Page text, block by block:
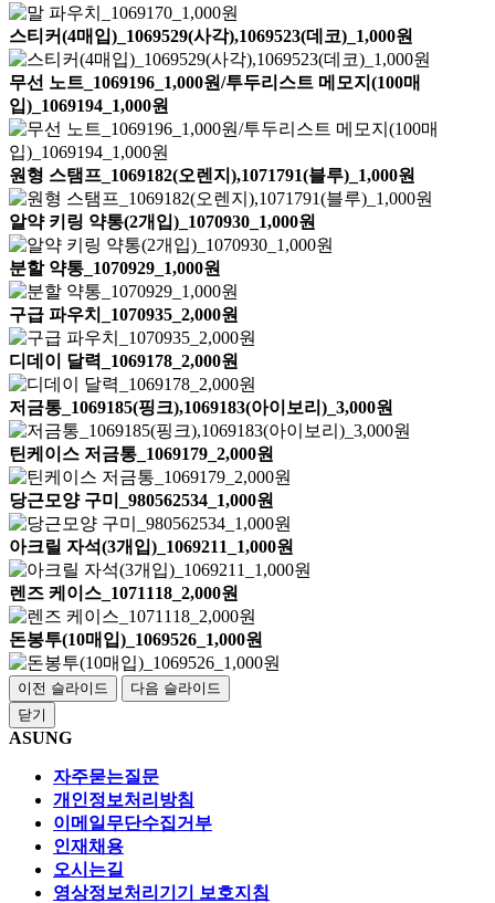
스티커(4매입)_1069529(사각),1069523(데코)_1,000원
무선 노트_1069196_1,000원/투두리스트 메모지(100매
입)_1069194_1,000원
원형 스탬프_1069182(오렌지),1071791(블루)_1,000원
알약 키링 약통(2개입)_1070930_1,000원
분할 약통_1070929_1,000원
구급 파우치_1070935_2,000원
디데이 달력_1069178_2,000원
저금통_1069185(핑크),1069183(아이보리)_3,000원
틴케이스 저금통_1069179_2,000원
당근모양 구미_980562534_1,000원
아크릴 자석(3개입)_1069211_1,000원
렌즈 케이스_1071118_2,000원
돈봉투(10매입)_1069526_1,000원
이전 슬라이드
다음 슬라이드
닫기
ASUNG
자주묻는질문
개인정보처리방침
이메일무단수집거부
인재채용
오시는길
영상정보처리기기 보호지침